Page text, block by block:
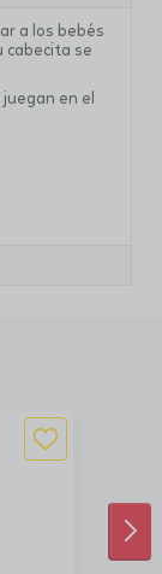
a los bebés
cabecita se
en el